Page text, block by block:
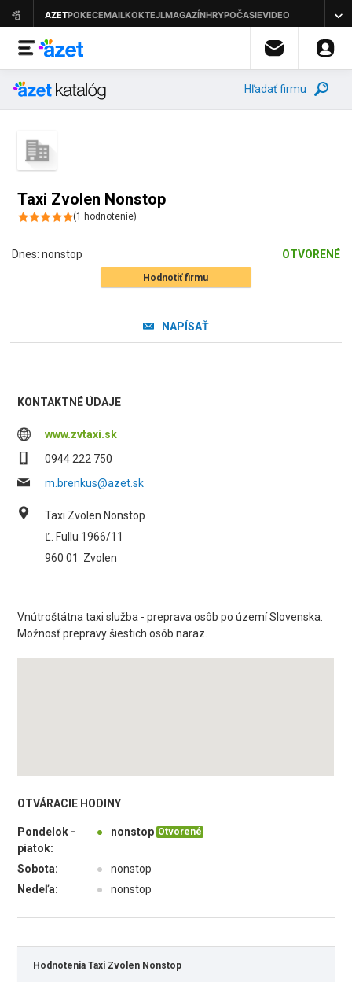
Hľadať firmu
Taxi Zvolen Nonstop
(1 hodnotenie)
Dnes: nonstop OTVORENÉ
Hodnotiť firmu
NAPÍSAŤ
KONTAKTNÉ ÚDAJE
www.zvtaxi.sk
0944 222 750
m.brenkus@azet.sk
Taxi Zvolen Nonstop
Ľ. Fullu 1966/11
960 01
Zvolen
Vnútroštátna taxi služba - preprava osôb po území Slovenska.
Možnosť prepravy šiestich osôb naraz.
OTVÁRACIE HODINY
Pondelok -
piatok:
● nonstop Otvorené
Sobota: ●
nonstop
Nedeľa:
● nonstop
Hodnotenia Taxi Zvolen Nonstop